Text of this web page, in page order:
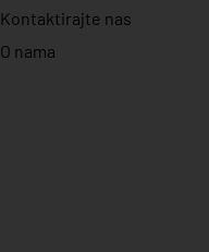
Kontaktirajte nas
O nama